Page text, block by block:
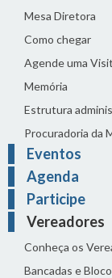
Mesa Diretora
Como chegar
Agende uma
Memória
Estrutura
Procuradoria da
Eventos
Agenda
Participe
Vereadores
Conheça os
Bancadas e